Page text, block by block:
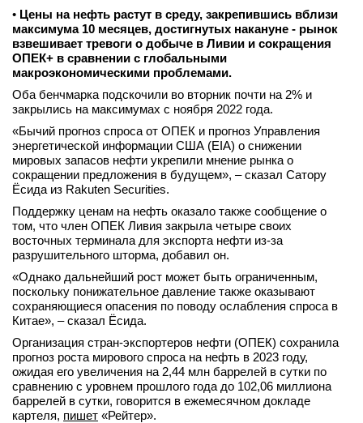
• Цены на нефть растут в среду, закрепившись вблизи
максимума 10 месяцев, достигнутых накануне - рынок
взвешивает тревоги о добыче в Ливии и сокращения
ОПЕК+ в сравнении с глобальными
макроэкономическими проблемами.
Оба бенчмарка подскочили во вторник почти на 2% и
закрылись на максимумах с ноября 2022 года.
«Бычий прогноз спроса от ОПЕК и прогноз Управления
энергетической информации США (EIA) о снижении
мировых запасов нефти укрепили мнение рынка о
сокращении предложения в будущем», – сказал Сатору
Ёсида из Rakuten Securities.
Поддержку ценам на нефть оказало также сообщение о
том, что член ОПЕК Ливия закрыла четыре своих
восточных терминала для экспорта нефти из-за
разрушительного шторма, добавил он.
«Однако дальнейший рост может быть ограниченным,
поскольку понижательное давление также оказывают
сохраняющиеся опасения по поводу ослабления спроса в
Китае», – сказал Ёсида.
Организация стран-экспортеров нефти (ОПЕК) сохранила
прогноз роста мирового спроса на нефть в 2023 году,
ожидая его увеличения на 2,44 млн баррелей в сутки по
сравнению с уровнем прошлого года до 102,06 миллиона
баррелей в сутки, говорится в ежемесячном докладе
картеля, пишет «Рейтер».